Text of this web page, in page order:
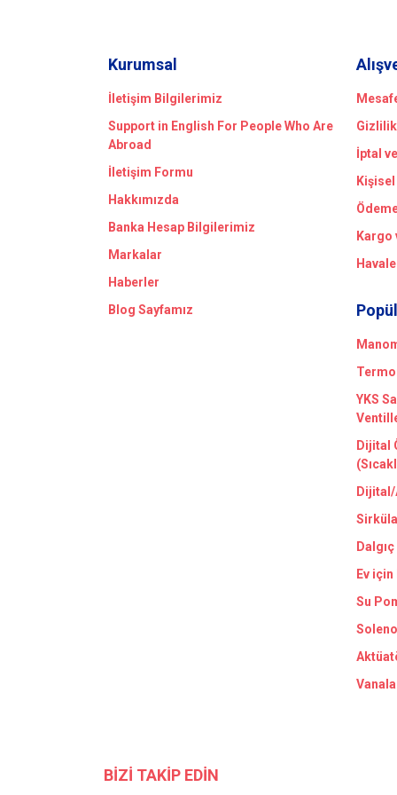
Kurumsal
İletişim Bilgilerimiz
Support in English For People Who Are
Abroad
İletişim Formu
Hakkımızda
Banka Hesap Bilgilerimiz
Markalar
Haberler
Blog Sayfamız
İptal
Kargo
YKS
Dijital
Dijital/
Ev
Su
BİZİ TAKİP EDİN